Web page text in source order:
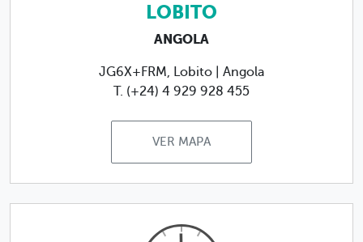
LOBITO
ANGOLA
JG6X+FRM, Lobito | Angola
T. (+24) 4 929 928 455
VER MAPA